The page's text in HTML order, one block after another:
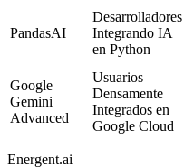
PandasAI
Desarrolladores
Integrando IA
en Python
Google
Gemini
Advanced
Usuarios
Densamente
Integrados en
Google Cloud
Energent.ai